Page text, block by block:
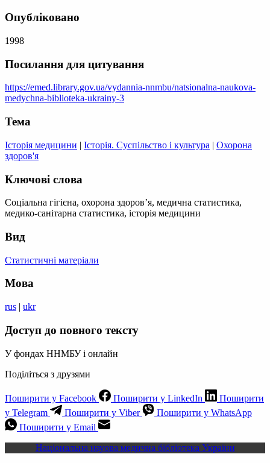
Опубліковано
1998
Посилання для цитування
https://emed.library.gov.ua/vydannia-nnmbu/natsionalna-naukova-
medychna-biblioteka-ukrainy-3
Тема
Історія медицини | Історія. Суспільство і культура | Охорона
здоров'я
Ключові слова
Соціальна гігієна, охорона здоров’я, медична статистика,
медико-санітарна статистика, історія медицини
Вид
Статистичні матеріали
Мова
rus | ukr
Доступ до повного тексту
У фондах ННМБУ і онлайн
Поділіться з друзями
Поширити у Facebook Поширити у LinkedIn
Поширити
у Telegram
Поширити у Viber
Поширити у WhatsApp
Поширити у Email
Національна науова медична бібліотека України